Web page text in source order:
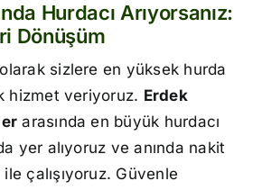
Hurdacı Arıyorsanız:
Dönüşüm
olarak sizlere en yüksek hurda
hizmet veriyoruz. Erdek
arasında en büyük hurdacı
yer alıyoruz ve anında nakit
çalışıyoruz. Güvenle